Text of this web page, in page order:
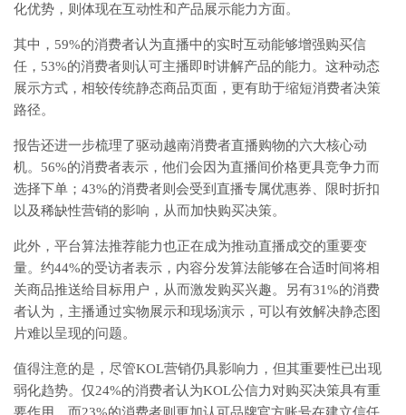
化优势，则体现在互动性和产品展示能力方面。
其中，59%的消费者认为直播中的实时互动能够增强购买信
任，53%的消费者则认可主播即时讲解产品的能力。这种动态
展示方式，相较传统静态商品页面，更有助于缩短消费者决策
路径。
报告还进一步梳理了驱动越南消费者直播购物的六大核心动
机。56%的消费者表示，他们会因为直播间价格更具竞争力而
选择下单；43%的消费者则会受到直播专属优惠券、限时折扣
以及稀缺性营销的影响，从而加快购买决策。
此外，平台算法推荐能力也正在成为推动直播成交的重要变
量。约44%的受访者表示，内容分发算法能够在合适时间将相
关商品推送给目标用户，从而激发购买兴趣。另有31%的消费
者认为，主播通过实物展示和现场演示，可以有效解决静态图
片难以呈现的问题。
值得注意的是，尽管KOL营销仍具影响力，但其重要性已出现
弱化趋势。仅24%的消费者认为KOL公信力对购买决策具有重